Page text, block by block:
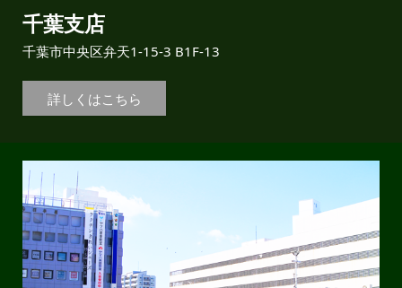
千葉支店
千葉市中央区弁天1-15-3 B1F-13
詳しくはこちら